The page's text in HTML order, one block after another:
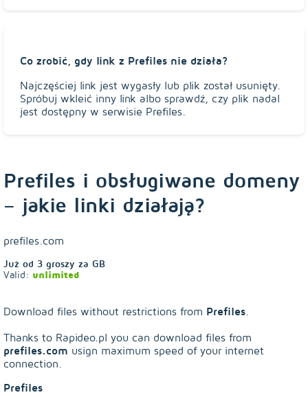
Co zrobić, gdy link z Prefiles nie działa?
Najczęściej link jest wygasły lub plik został usunięty.
Spróbuj wkleić inny link albo sprawdź, czy plik nadal
jest dostępny w serwisie Prefiles.
Prefiles i obsługiwane domeny
– jakie linki działają?
prefiles.com
Już od 3 groszy za GB
Valid: unlimited
Download files without restrictions from Prefiles
Thanks to Rapideo.pl you can download files from
prefiles.com usign maximum speed of your internet
connection.
Prefiles